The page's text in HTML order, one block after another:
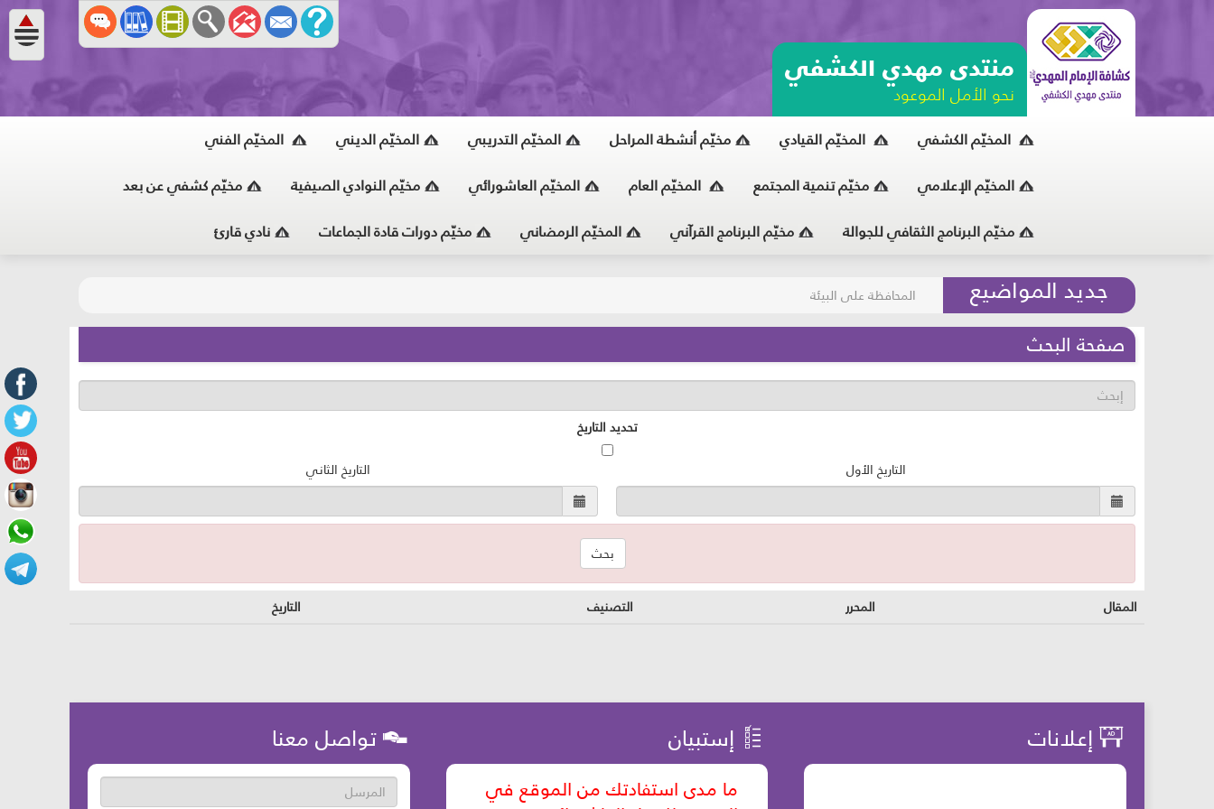
منتدى مهدي الكشفي
نحو الأمل الموعود
المخيّم الكشفي المخيّم القيادي مخيّم أنشطة المراحل المخيّم التدريبي المخيّم الديني المخيّم الفني
المخيّم الإعلامي مخيّم تنمية المجتمع المخيّم العام المخيّم العاشورائي مخيّم النوادي الصيفية مخيّم كشفي عن بعد
مخيّم البرنامج الثقافي للجوالة مخيّم البرنامج القرآني المخيّم الرمضاني مخيّم دورات قادة الجماعات نادي قارئ
جديد المواضيع
مسابقة الركب الحسينيّ
المحافظة على البيئة
صفحة البحث
تحديد التاريخ
التاريخ الأول التاريخ الثاني
المقال المحرر التصنيف التاريخ
إعلانات إستبيان تواصل معنا